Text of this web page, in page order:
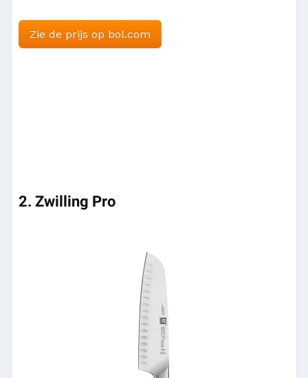
Zie de prijs op bol.com
2. Zwilling Pro